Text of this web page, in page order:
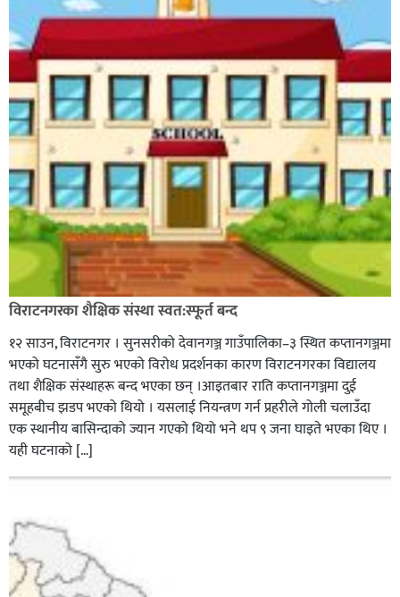
विराटनगरका शैक्षिक संस्था स्वत:स्फूर्त बन्द
१२ साउन, विराटनगर । सुनसरीको देवानगञ्ज गाउँपालिका–३ स्थित कप्तानगञ्जमा
भएको घटनासँगै सुरु भएको विरोध प्रदर्शनका कारण विराटनगरका विद्यालय
तथा शैक्षिक संस्थाहरू बन्द भएका छन् ।आइतबार राति कप्तानगञ्जमा दुई
समूहबीच झडप भएको थियो । यसलाई नियन्त्रण गर्न प्रहरीले गोली चलाउँदा
एक स्थानीय बासिन्दाको ज्यान गएको थियो भने थप ९ जना घाइते भएका थिए ।
यही घटनाको […]